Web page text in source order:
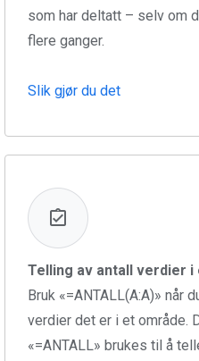
som har deltatt – selv om
flere ganger.
Slik gjør du det
Telling av antall verdier i
Bruk «=ANTALL(A:A)» når
verdier det er i et område.
«=ANTALL» brukes til å